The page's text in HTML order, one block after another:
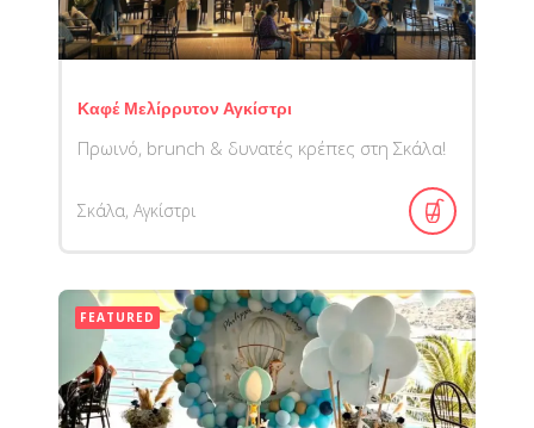
Καφέ Μελίρρυτον Αγκίστρι
Πρωινό, brunch & δυνατές κρέπες στη Σκάλα!
Σκάλα, Αγκίστρι
FEATURED